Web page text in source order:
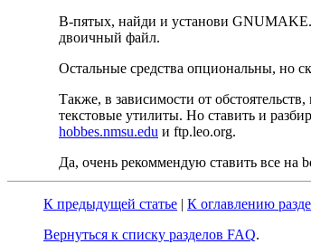
В-пятых, найди и установи
двоичный файл.
Остальные средства опциональны, но
Также, в зависимости от
текстовые утилиты. Hо ставить и
hobbes.nmsu.edu и ftp.leo.org.
Да, очень рекоммендую ставить все на
К предыдущей статье | К оглавлению
Вернуться к списку разделов FAQ.